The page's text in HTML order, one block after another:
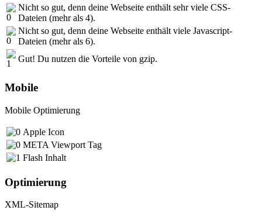
Nicht so gut, denn deine Webseite enthält sehr viele CSS-
Dateien (mehr als 4).
Nicht so gut, denn deine Webseite enthält viele Javascript-
Dateien (mehr als 6).
Gut! Du nutzen die Vorteile von gzip.
Mobile
Mobile Optimierung
Apple Icon
META Viewport Tag
Flash Inhalt
Optimierung
XML-Sitemap